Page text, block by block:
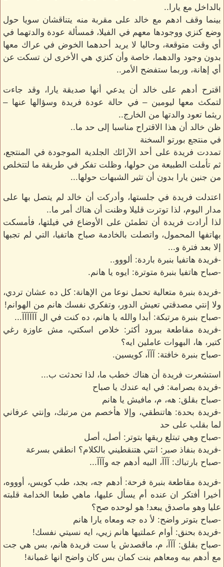
بالداخل مع يارا..
بينما وقف ادهم مع خالد على مقربة منه يتناقشان سويا حول
وضع كنزي ووجودها معهم في الفيلا، فمسألة عودة والدتهما في
أي وقت متوقعة، وحاليا لا يريد أحدهما الخوض في عراك معها
بدون وجود والدهما، خاصة وأن كنزي هي الأخرى لن تسكت عن
أي إهانة، وربما ستفضح الأمر..
اقترح أدهم على خالد أن يدعي أنها صديقة يارا، وقد جاءت
لتمكث معها ليومين – في حالة عودة فريدة وسؤالها عنها –
ريثما تعود والدتها من الخارج..
ظن خالد أن هذا الاقتراح مناسبا إلى حد ما..
في منتجع بورتو السخنة
تمددت فريدة على أحد الآرائك الجلدية الموجودة في المنتجع،
ثم تأملت الطبيعة من حولها، وظلت تفكر في طريقة ما لتتخلص
من جنين يارا بدون أن تثير الشبهات حولها...
اعتدلت فريدة في جلستها، وأدركت أن خالد لم يتصل بها على
مدار اليوم، لذا توترت قليلا وظنت أن هناك أمر ما..
لذا أرادت فريدة أن تطمئن على الأوضاع في فيلتها، فأمسكت
بهاتفها المحمول، واتصلت بالخادمة صباح هاتفيا، التي لم تجبها
إلا بعد فترة و...
-فريدة هاتفيا بنبرة باردة: ألووو..
-صباح هاتفيا بنبرة متوترة: ايوه يا هانم.
-فريدة بنبرة متعالية تحمل نوعا من الإهانة: كل ده عشان تردي،
ولا إنتي مصدقتي تعيش الدور، وتفكري نفسك هانم من الهوانم!
-صباح بنبرة مرتبكة: أبدا والله يا هانم، ده كنت في ال آآآآآآ...
-فريدة مقاطعة ببرود أكثر: خلاص اسكتي، مش عاوزة رغي
كتير، ها، البهوات عاملين ايه؟
-صباح بنبرة خافتة: آآآ، كويسين.
استشعرت فريدة أن هناك خطب ما، لذا تحدثت ب...
-فريدة بصرامة: في ايه عندك يا صباح
-صباح بقلق: هه، م، مافيش يا هانم
-فريدة بحدة: هاتنطقي، وإلا هأخصم من مرتبك، وإنتي عرفاني
لما بقلب على حد
-صباح وهي تبتلع ريقها بتوتر: أصل، أصل
-فريدة بنفاذ صبر: انتي هتنقطيني بالكلام؟ انطقي بسرعة
-صباح بارتباك: آآآ، البيه أدهم جه وآآآ...
-فريدة مقاطعة بنبرة فرحة: أدهم جه، بجد، طب كويس، أوووه،
أخيرا أفتكر ان عنده أم يسأل عليها، ماهي طبعا الخدامة قلبته
عليا وهو ماصدق يبعد! هو لوحده صح؟
-صباح بتوتر واضح: لأ ده جه ومعاه يارا هانم
-فريدة بحنق: أوام عملتيها هانم زيي، ايه نسيتي نفسك!
-صباح بقلق: آآآ، م، ماقصدش يا ست فريدة هانم، بس هي جت
مع أدهم بيه ومعاهم بنت كمان بس كان واضح انها غميانة!